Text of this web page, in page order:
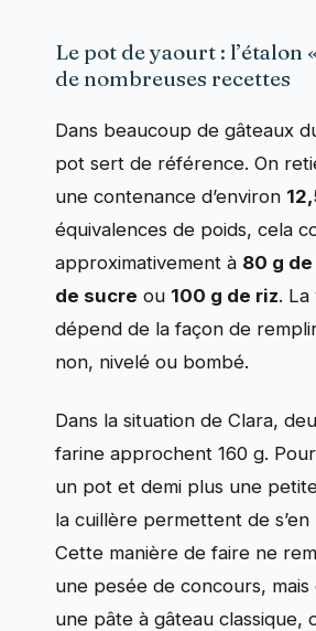
Le pot de yaourt : l’étalon
de nombreuses recettes
Dans beaucoup de gâteaux
pot sert de référence. On
une contenance d’environ
équivalences de poids, cela
approximativement à 80 g
de sucre ou 100 g de riz. La
dépend de la façon de
non, nivelé ou bombé.
Dans la situation de Clara,
farine approchent 160 g.
un pot et demi plus une
la cuillère permettent de
Cette manière de faire ne
une pesée de concours, mais
une pâte à gâteau classique,